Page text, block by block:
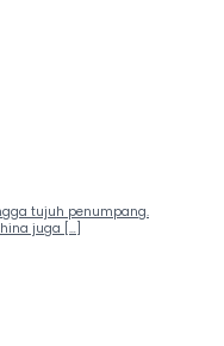
tujuh penumpang.
juga […]